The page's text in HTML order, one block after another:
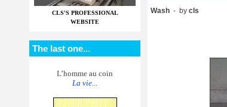
CLS'S PROFESSIONAL
WEBSITE
The last one...
L’homme au coin
La vie...
Wash - by cls